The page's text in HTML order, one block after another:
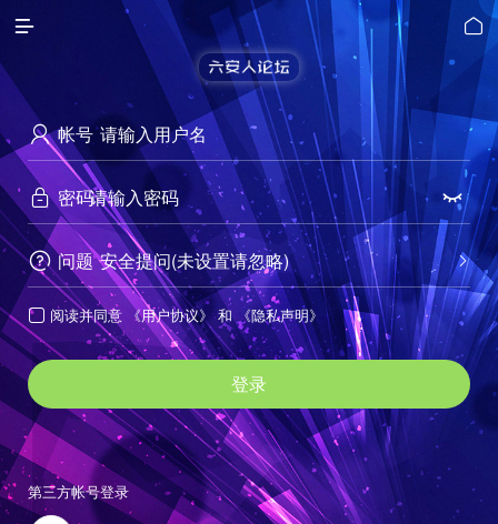
 
 帐号
 密码 
 问题 
安全提问(未设置请忽略)
 阅读并同意 《用户协议》 和 《隐私声明》
登录
第三方帐号登录